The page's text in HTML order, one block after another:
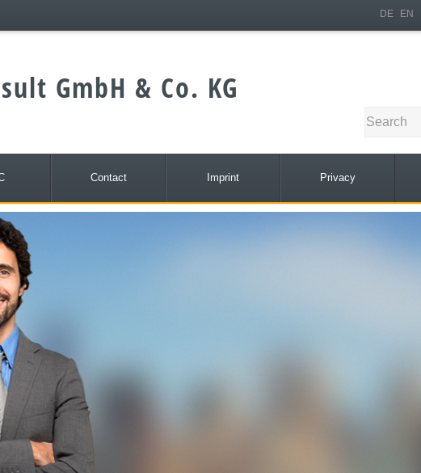
DE EN
GmbH & Co. KG
Contact Imprint Privacy